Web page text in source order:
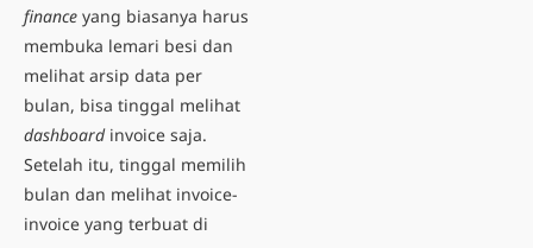
finance yang biasanya harus
membuka lemari besi dan
melihat arsip data per
bulan, bisa tinggal melihat
dashboard invoice saja.
Setelah itu, tinggal memilih
bulan dan melihat invoice-
invoice yang terbuat di